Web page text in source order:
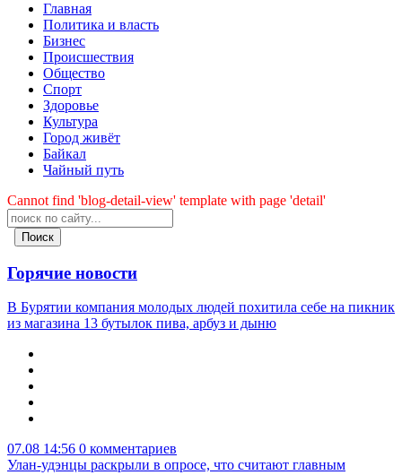
Главная
Политика и власть
Бизнес
Происшествия
Общество
Cпорт
Здоровье
Культура
Город живёт
Байкал
Чайный путь
Cannot find 'blog-detail-view' template with page 'detail'
Поиск
Горячие новости
В Бурятии компания молодых людей похитила себе на пикник
из магазина 13 бутылок пива, арбуз и дыню
07.08 14:56 0 комментариев
Улан-удэнцы раскрыли в опросе, что считают главным